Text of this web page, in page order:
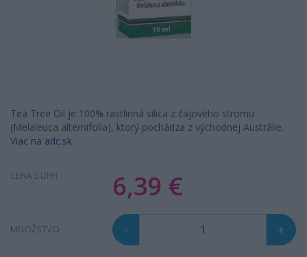
Tea Tree Oil je 100% rastlinná silica z čajového stromu
(Melaleuca alternifolia), ktorý pochádza z východnej Austrálie.
Viac na adc.sk
CENA S DPH 6,39 €
MNOŽSTVO - +